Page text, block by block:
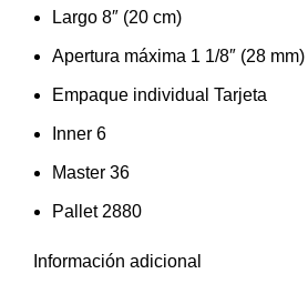
Largo 8″ (20 cm)
Apertura máxima 1 1/8″ (28 mm)
Empaque individual Tarjeta
Inner 6
Master 36
Pallet 2880
Información adicional